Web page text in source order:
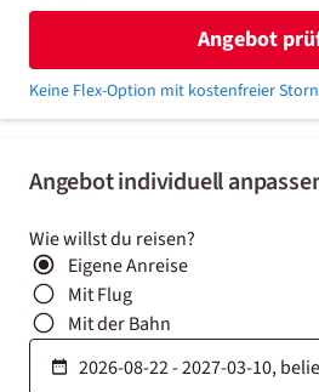
Angebot individuell
Wie willst du reisen?
Eigene Anreise
Mit Flug
Mit der Bahn
Angebot
Keine Flex-Option mit kostenfreier